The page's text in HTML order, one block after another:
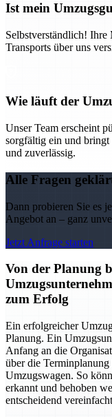
Ist mein
Selbstverständlich! Ihre
Transports über uns
Wie läuft der
Unser Team erscheint
sorgfältig ein und bringt
und zuverlässig.
Alle Fragen
Dann probieren Sie es
Angebot an – ganz
Jetzt Anfrage starten
Von der Planung
zum Erfolg
Ein erfolgreicher
Planung. Ein
Anfang an die
über die
Umzugswagen. So
erkannt und behoben
entscheidend